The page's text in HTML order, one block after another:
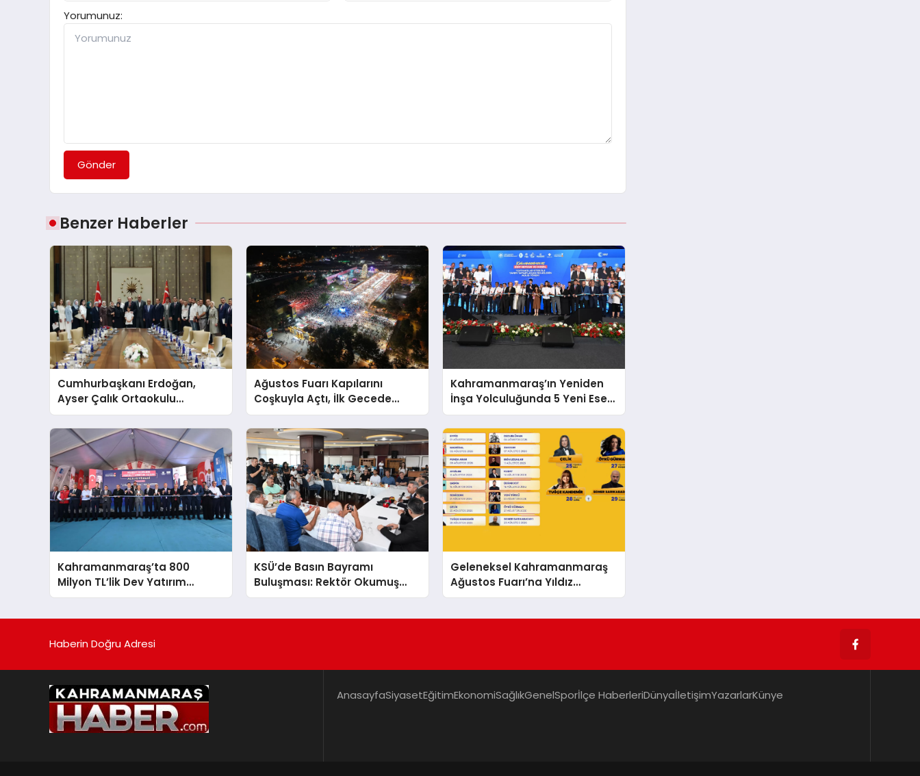
Yorumunuz:
Gönder
Benzer Haberler
Cumhurbaşkanı Erdoğan,
Ayser Çalık Ortaokulu
Şehitlerinin Aileleriyle Bir
Araya Geldi
Ağustos Fuarı Kapılarını
Coşkuyla Açtı, İlk Gecede
Eypio Rüzgârı Esti
Kahramanmaraş’ın Yeniden
İnşa Yolculuğunda 5 Yeni Eser
Daha Hizmete Açıldı
Kahramanmaraş’ta 800
Milyon TL’lik Dev Yatırım
Hizmete Girdi
KSÜ’de Basın Bayramı
Buluşması: Rektör Okumuş
Üniversitenin Hedeflerini
Geleneksel Kahramanmaraş
Ağustos Fuarı’na Yıldız
Yağmuru
Haberin Doğru Adresi
AnasayfaSiyasetEğitimEkonomiSağlıkGenelSporİlçe HaberleriDünyaİletişimYazarlarKünye